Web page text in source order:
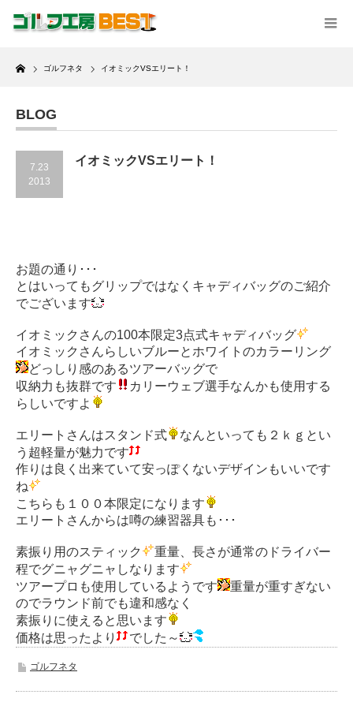
Home
ゴルフネタ イオミックVSエリート！
BLOG
7.23
2013
イオミックVSエリート！
お題の通り･･･
とはいってもグリップではなくキャディバッグのご紹介
でございます
イオミックさんの100本限定3点式キャディバッグ
イオミックさんらしいブルーとホワイトのカラーリング
どっしり感のあるツアーバッグで
収納力も抜群です
カリーウェブ選手なんかも使用する
らしいですよ
エリートさんはスタンド式
なんといっても２ｋｇとい
う超軽量が魅力です
作りは良く出来ていて安っぽくないデザインもいいです
ね
こちらも１００本限定になります
エリートさんからは噂の練習器具も･･･
素振り用のスティック
重量、長さが通常のドライバー
程でグニャグニャしなります
ツアープロも使用しているようです
重量が重すぎない
のでラウンド前でも違和感なく
素振りに使えると思います
価格は思ったより
でした～
ゴルフネタ